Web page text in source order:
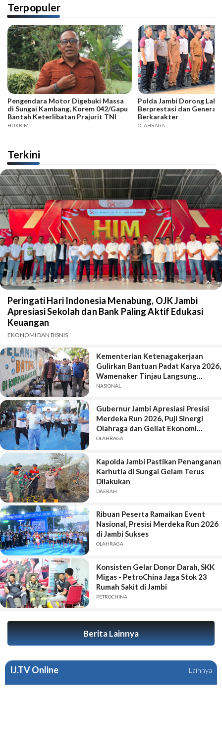
Terpopuler
Pengendara Motor Digebuki Massa
di Sungai Kambang, Korem 042/Gapu
Bantah Keterlibatan Prajurit TNI
HUKRIM
Polda Jambi Dorong
Berprestasi dan
Berkarakter
OLAHRAGA
Terkini
Peringati Hari Indonesia Menabung, OJK Jambi
Apresiasi Sekolah dan Bank Paling Aktif Edukasi
Keuangan
EKONOMI DAN BISNIS
Kementerian Ketenagakerjaan
Gulirkan Bantuan Padat Karya 2026,
Wamenaker Tinjau Langsung
Pekerjaan di Kota Jambi
NASIONAL
Gubernur Jambi Apresiasi Presisi
Merdeka Run 2026, Puji Sinergi
Olahraga dan Geliat Ekonomi
Daerah
OLAHRAGA
Kapolda Jambi Pastikan Penanganan
Karhutla di Sungai Gelam Terus
Dilakukan
DAERAH
Ribuan Peserta Ramaikan Event
Nasional, Presisi Merdeka Run 2026
di Jambi Sukses
OLAHRAGA
Konsisten Gelar Donor Darah, SKK
Migas - PetroChina Jaga Stok 23
Rumah Sakit di Jambi
PETROCHINA
Berita Lainnya
IJ.TV Online Lainnya
Giat Bedah Rumah Pro Jambi Tangguh: Menelusuri